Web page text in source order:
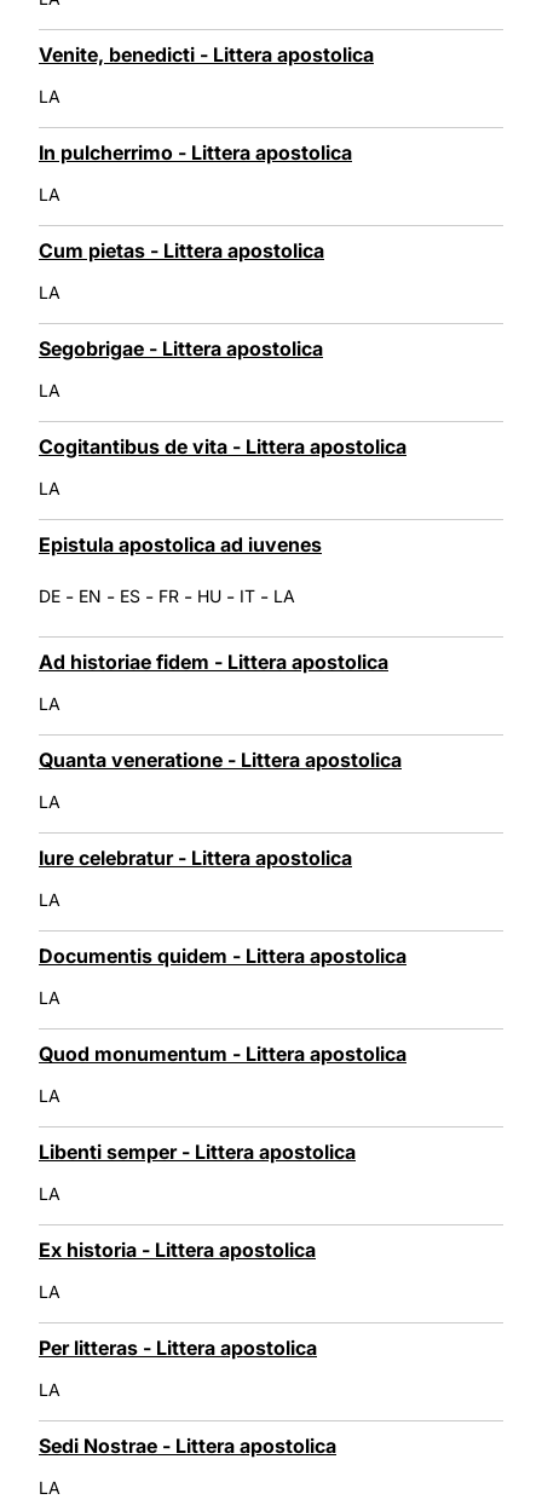
Venite, benedicti - Littera apostolica
LA
In pulcherrimo - Littera apostolica
LA
Cum pietas - Littera apostolica
LA
Segobrigae - Littera apostolica
LA
Cogitantibus de vita - Littera apostolica
LA
Epistula apostolica ad iuvenes
DE - EN - ES - FR - HU - IT - LA
Ad historiae fidem - Littera apostolica
LA
Quanta veneratione - Littera apostolica
LA
Iure celebratur - Littera apostolica
LA
Documentis quidem - Littera apostolica
LA
Quod monumentum - Littera apostolica
LA
Libenti semper - Littera apostolica
LA
Ex historia - Littera apostolica
LA
Per litteras - Littera apostolica
LA
Sedi Nostrae - Littera apostolica
LA